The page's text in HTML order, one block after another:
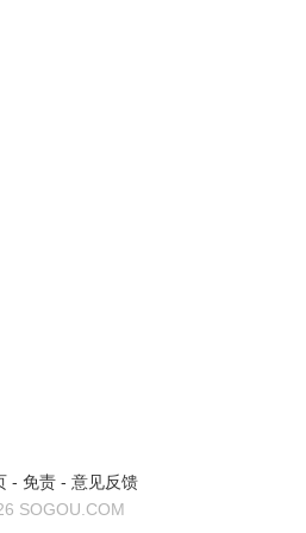
- 免责 - 意见反馈
SOGOU.COM